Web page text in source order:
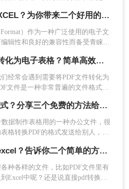
即下载就可以了。
具可能存在一定的文件大小
且安全性也需考虑，建议选
专业软件转换
手动输入外，还有一些专业
帮助您实现更高效的转换。
大的识别能力和更丰富的编
杂的表格结构和数据类型。
PDF转换器”，然后从官网
PDF转Word？接下来小编就来介绍
。
如何把PDF转化为EXCEL？为你带来二个好用的方法！
Format）作为一种广泛使用的电子文
辑性和良好的兼容性而备受青睐。
形式，以便于数据分析、处理或进
转化为EXCEL呢？以下是一些将
法。
电脑上pdf文件如何转化为电子表格？简单高效的三种方法！
经常会遇到需要将PDF文件转化为
文件是一种非常普遍的文件格式，
数据处理和分析，提高工作效率。
转化为电子表格呢？下面一起看看
pdf如何转化excel格式？分享三个免费的方法给大家！
据制作表格用的一种办公文件，很
格转换PDF的格式发送给别人，将
道的话，不妨看一下以下方法，看
法有很多，但是小编会尽量给大家
。
pdf怎么免费转换成excel？告诉你二个简单的方法！
种各样的文件，比如PDF文件里有
Excel中呢？还是说直接pdf转换成